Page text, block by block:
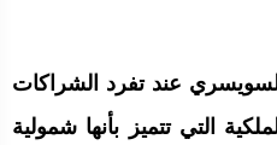
عند تفرد الشراكات
التي تتميز بأنها شمولية